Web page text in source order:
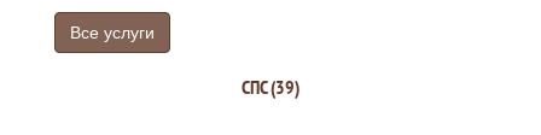
жильем молодых семей федерального проекта
"Содействие субъектам Российской
оказанию государственной поддержки
Все услуги
СПС (39)